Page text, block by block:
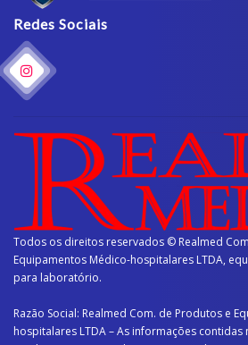
Redes Sociais
Todos os direitos reservados © Realmed
Equipamentos Médico-hospitalares LTDA,
para laboratório.
Razão Social: Realmed Com. de Produtos e
hospitalares LTDA – As informações